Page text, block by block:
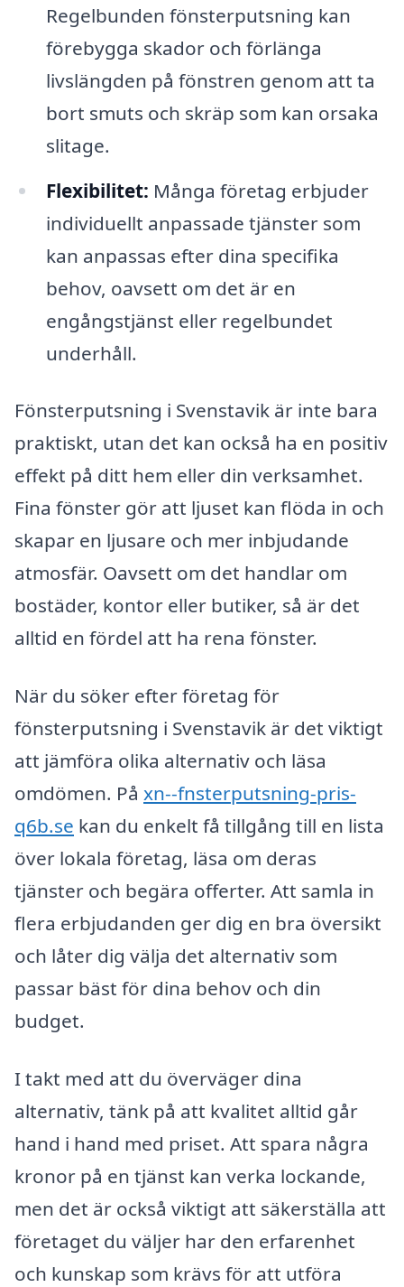
Regelbunden fönsterputsning kan
förebygga skador och förlänga
livslängden på fönstren genom att ta
bort smuts och skräp som kan orsaka
slitage.
Flexibilitet: Många företag erbjuder
individuellt anpassade tjänster som
kan anpassas efter dina specifika
behov, oavsett om det är en
engångstjänst eller regelbundet
underhåll.
Fönsterputsning i Svenstavik är inte bara
praktiskt, utan det kan också ha en positiv
effekt på ditt hem eller din verksamhet.
Fina fönster gör att ljuset kan flöda in och
skapar en ljusare och mer inbjudande
atmosfär. Oavsett om det handlar om
bostäder, kontor eller butiker, så är det
alltid en fördel att ha rena fönster.
När du söker efter företag för
fönsterputsning i Svenstavik är det viktigt
att jämföra olika alternativ och läsa
omdömen. På xn--fnsterputsning-pris-
q6b.se kan du enkelt få tillgång till en lista
över lokala företag, läsa om deras
tjänster och begära offerter. Att samla in
flera erbjudanden ger dig en bra översikt
och låter dig välja det alternativ som
passar bäst för dina behov och din
budget.
I takt med att du överväger dina
alternativ, tänk på att kvalitet alltid går
hand i hand med priset. Att spara några
kronor på en tjänst kan verka lockande,
men det är också viktigt att säkerställa att
företaget du väljer har den erfarenhet
och kunskap som krävs för att utföra